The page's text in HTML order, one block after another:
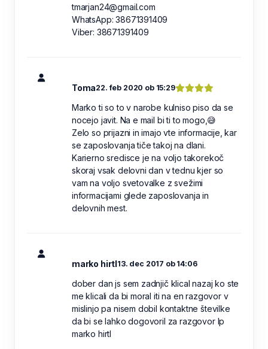
tmarjan24@gmail.com
WhatsApp: 38671391409
Viber: 38671391409
Toma22. feb 2020 ob 15:29
Marko ti so to v narobe kulniso piso da se
nocejo javit. Na e mail bi ti to mogo,😅
Zelo so prijazni in imajo vte informacije, kar
se zaposlovanja tiče takoj na dlani.
Karierno sredisce je na voljo takorekoč
skoraj vsak delovni dan v tednu kjer so
vam na voljo svetovalke z svežimi
informacijami glede zaposlovanja in
delovnih mest.
marko hirtl13. dec 2017 ob 14:06
dober dan js sem zadnjič klical nazaj ko ste
me klicali da bi moral iti na en razgovor v
mislinjo pa nisem dobil kontaktne številke
da bi se lahko dogovoril za razgovor lp
marko hirtl